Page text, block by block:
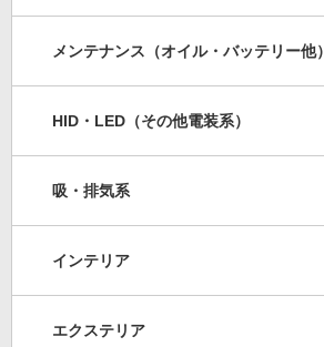
メンテナンス（オイル・バッテリー他）
HID・LED（その他電装系）
吸・排気系
インテリア
エクステリア